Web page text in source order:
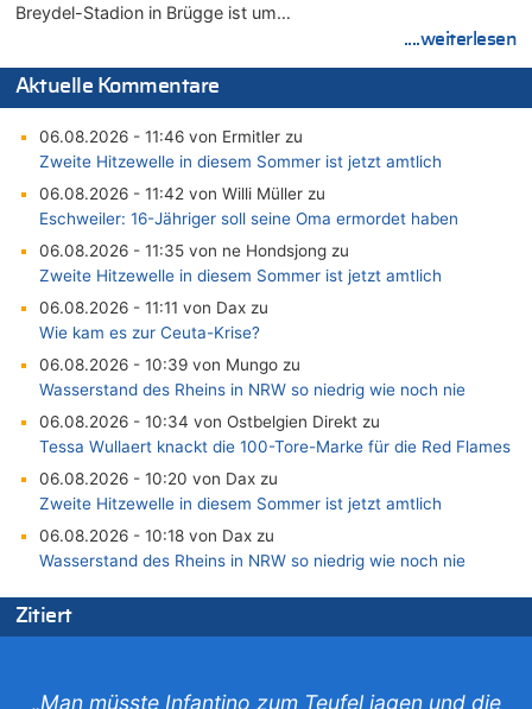
Breydel-Stadion in Brügge ist um…
....weiterlesen
Aktuelle Kommentare
06.08.2026 - 11:46 von Ermitler zu
Zweite Hitzewelle in diesem Sommer ist jetzt amtlich
06.08.2026 - 11:42 von Willi Müller zu
Eschweiler: 16-Jähriger soll seine Oma ermordet haben
06.08.2026 - 11:35 von ne Hondsjong zu
Zweite Hitzewelle in diesem Sommer ist jetzt amtlich
06.08.2026 - 11:11 von Dax zu
Wie kam es zur Ceuta-Krise?
06.08.2026 - 10:39 von Mungo zu
Wasserstand des Rheins in NRW so niedrig wie noch nie
06.08.2026 - 10:34 von Ostbelgien Direkt zu
Tessa Wullaert knackt die 100-Tore-Marke für die Red Flames
06.08.2026 - 10:20 von Dax zu
Zweite Hitzewelle in diesem Sommer ist jetzt amtlich
06.08.2026 - 10:18 von Dax zu
Wasserstand des Rheins in NRW so niedrig wie noch nie
Wasserstand des Rheins in NRW so niedrig wie noch nie
Zitiert
„Man müsste Infantino zum Teufel jagen und die